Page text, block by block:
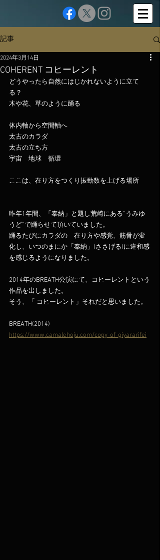
記事
COHERENT コヒーレント
2024年3月14日
どうやったら自然にはじかれないように立て
る？
木や花、草のように踊る
体内軸から空間軸へ
太古のカラダ
太古の立ち方
宇宙　地球　循環
ここは、在り方をつくり振動数を上げる場所
昨年1年間、「奉納」と題し荒崎にある”うみゆ
うど”で踊らせて頂いていました。
踊るたびにカラダの゙在り方や感覚、筋骨が変
化し、いつのまにか「奉納」(ささげる)に違和感
を感じるようになりました。
2014年のBREATH公演にて、コヒーレントという
作品を出しました。
そう、「 コヒーレント」それだと思いました。
BREATH(2014)
https://www.camalehoju.com/copy-of-giyararifei